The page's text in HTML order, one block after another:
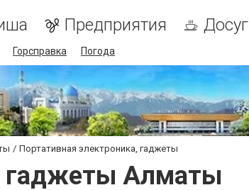
Предприятия Досуг
Горсправка Погода
Портативная электроника, гаджеты
гаджеты Алматы